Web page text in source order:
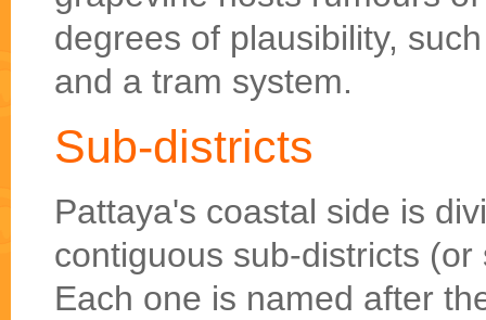
degrees of plausibility,
and a tram system.
Sub-districts
Pattaya's coastal side is
contiguous sub-districts
Each one is named after